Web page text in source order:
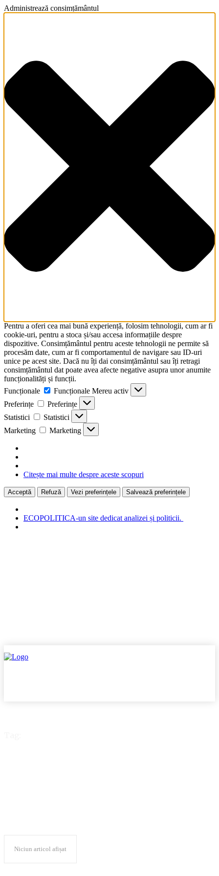
Administrează consimțământul
Pentru a oferi cea mai bună experiență, folosim tehnologii, cum ar fi
cookie-uri, pentru a stoca și/sau accesa informațiile despre
dispozitive. Consimțământul pentru aceste tehnologii ne permite să
procesăm date, cum ar fi comportamentul de navigare sau ID-uri
unice pe acest site. Dacă nu îți dai consimțământul sau îți retragi
consimțământul dat poate avea afecte negative asupra unor anumite
funcționalități și funcții.
Funcționale
Funcționale Mereu activ
Preferințe
Preferințe
Statistici
Statistici
Marketing
Marketing
Citește mai multe despre aceste scopuri
Acceptă Refuză Vezi preferințele Salvează preferințele
ECOPOLITICA-un site dedicat analizei și politicii.
Niciun articol afișat